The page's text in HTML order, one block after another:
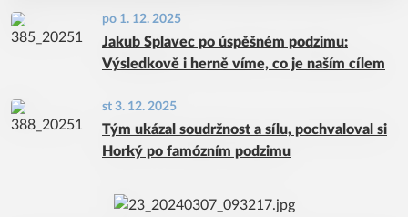
po 1. 12. 2025
Jakub Splavec po úspěšném podzimu:
Výsledkově i herně víme, co je naším cílem
st 3. 12. 2025
Tým ukázal soudržnost a sílu, pochvaloval si
Horký po famózním podzimu